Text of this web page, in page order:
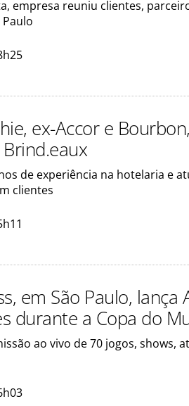
empresa reuniu clientes,
ex-Accor e
de experiência na hotelaria e
clientes
em São Paulo, lança
durante a Copa do
ao vivo de 70 jogos, shows,